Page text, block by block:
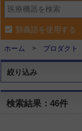
類義語を使用する
ホーム プロダクト
絞り込み
検索結果：46件